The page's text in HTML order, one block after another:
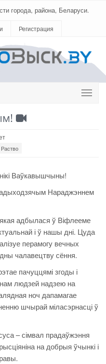
города, района, Беларуси.
Регистрация
Раство
Ваўкавышчыны!
Нараджэннем
адбылася ў Віфлееме
і ў нашы дні. Цуда
перамогу вечных
чалавецтву сёння.
пачуццямі згоды і
людзей надзею на
ноч дапамагае
шчырай міласэрнасці ў
– сімвал прадаўжэння
на добрыя ўчынкі і